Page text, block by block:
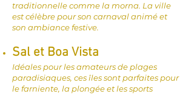
traditionnelle comme la morna. La ville
est célèbre pour son carnaval animé et
son ambiance festive.
Sal et Boa Vista
Idéales pour les amateurs de plages
paradisiaques, ces îles sont parfaites pour
le farniente, la plongée et les sports